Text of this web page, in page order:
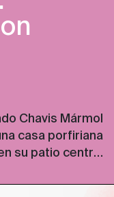
Chavis Mármol
casa porfiriana
su patio central
de la casa